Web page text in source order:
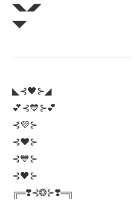
◥◣◢◤
◥◤
◣⊰🖤⊱◢
💕⊰💙⊱💕
⊰💜⊱
⊰❤⊱
⊰💙⊱
⊰🖤⊱
╔═❣️⊰❂⊱❣️═╗